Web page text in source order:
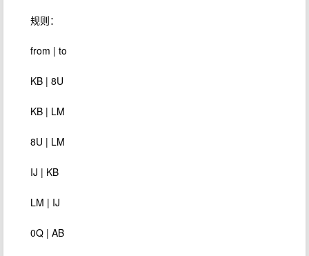
规则：
from | to
KB | 8U
KB | LM
8U | LM
IJ | KB
LM | IJ
0Q | AB